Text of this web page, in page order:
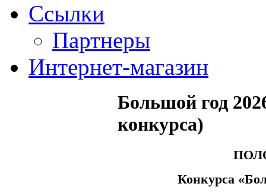
Ссылки
Партнеры
Интернет-магазин
Большой год
конкурса)
Конкурса